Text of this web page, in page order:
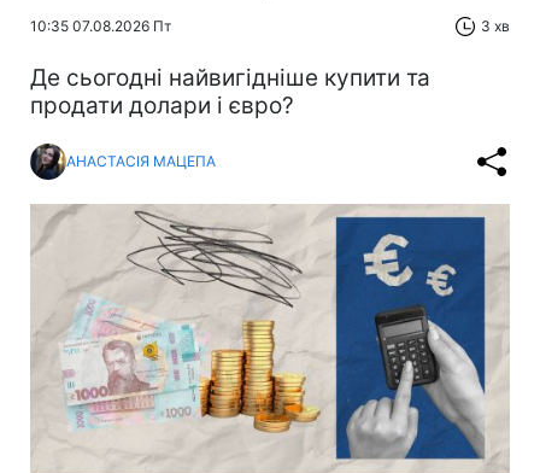
10:35 07.08.2026 Пт 3 хв
Де сьогодні найвигідніше купити та
продати долари і євро?
АНАСТАСІЯ МАЦЕПА